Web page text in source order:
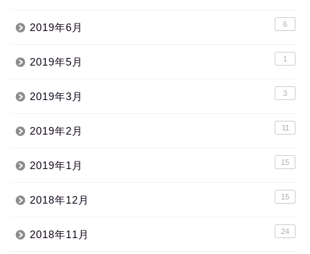
2019年6月 6
2019年5月 1
2019年3月 3
2019年2月 11
2019年1月 15
2018年12月 15
2018年11月 24